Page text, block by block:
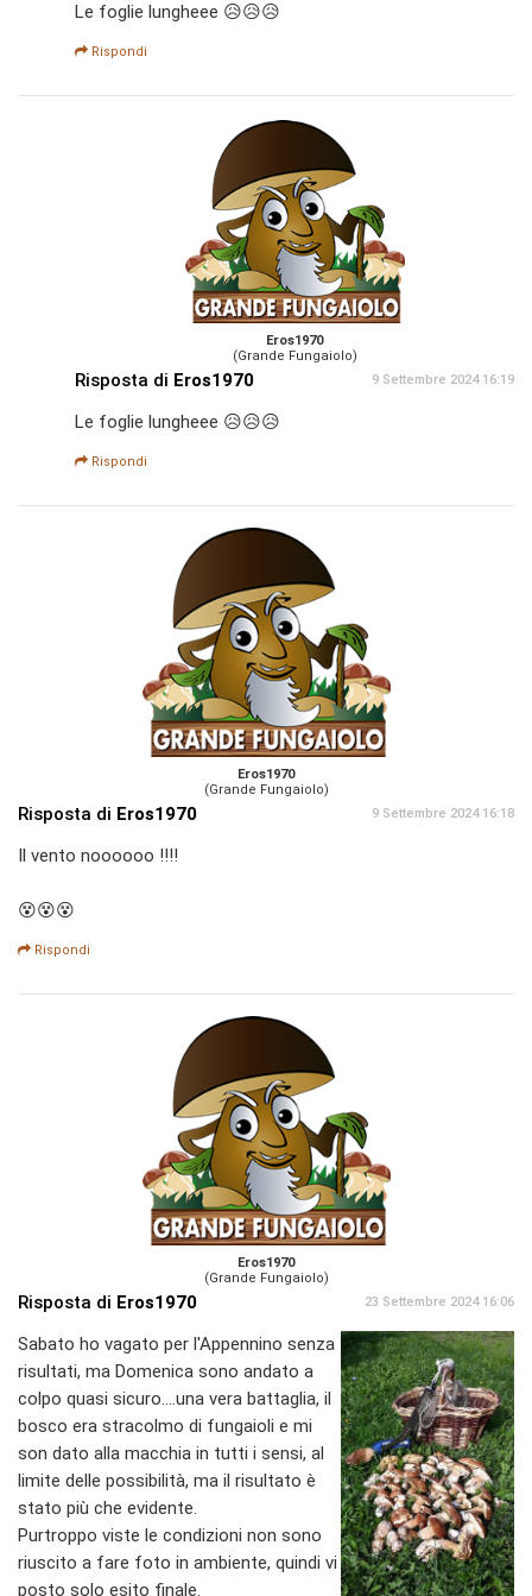
Le foglie lungheee 😥😥😥
Rispondi
Eros1970
(Grande Fungaiolo)
Risposta di Eros1970 9 Settembre 2024 16:19
Le foglie lungheee 😥😥😥
Rispondi
Eros1970
(Grande Fungaiolo)
Risposta di Eros1970 9 Settembre 2024 16:18
Il vento noooooo !!!!
😵😵😵
Rispondi
Eros1970
(Grande Fungaiolo)
Risposta di Eros1970 23 Settembre 2024 16:06
Sabato ho vagato per l'Appennino senza
risultati, ma Domenica sono andato a
colpo quasi sicuro....una vera battaglia, il
bosco era stracolmo di fungaioli e mi
son dato alla macchia in tutti i sensi, al
limite delle possibilità, ma il risultato è
stato più che evidente.
Purtroppo viste le condizioni non sono
riuscito a fare foto in ambiente, quindi vi
posto solo esito finale.